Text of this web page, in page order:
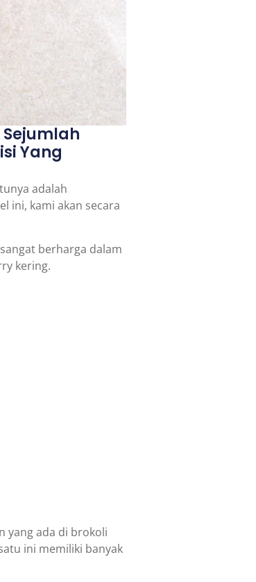
Yang
adalah
ini, kami akan secara
berharga dalam
kering.
yang ada di brokoli
ini memiliki banyak